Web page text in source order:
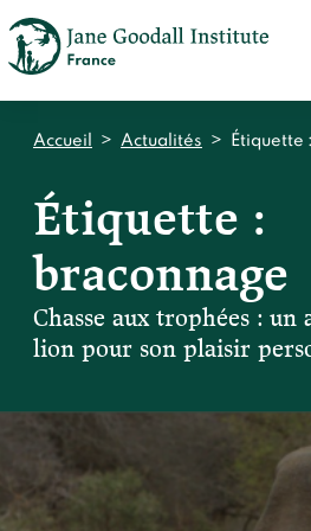
CONTACT
Qui sommes-nous ?
Accueil
Jane Goodall
Nos documents
Notre impact
Nos actions sur le terrain en
Nos actions sur le terrain en
Accueil
Les histoires du docteur Jane
Témoignages du terrain
S'engager
Accueil
UN
Accueil > Actualités > Étiquette :
Étiquette :
braconnage
Chasse aux trophées :
lion pour son plaisir